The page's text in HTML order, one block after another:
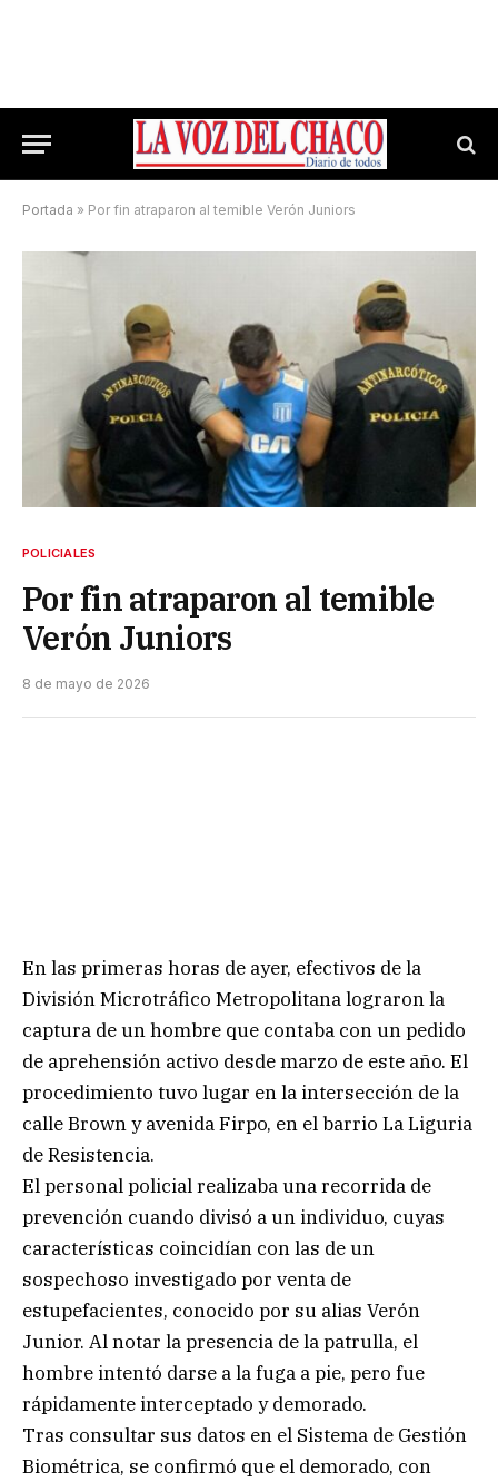
Portada » Por fin atraparon al temible Verón Juniors
POLICIALES
Por fin atraparon al temible
Verón Juniors
8 de mayo de 2026
En las primeras horas de ayer, efectivos de la
División Microtráfico Metropolitana lograron la
captura de un hombre que contaba con un pedido
de aprehensión activo desde marzo de este año. El
procedimiento tuvo lugar en la intersección de la
calle Brown y avenida Firpo, en el barrio La Liguria
de Resistencia.
El personal policial realizaba una recorrida de
prevención cuando divisó a un individuo, cuyas
características coincidían con las de un
sospechoso investigado por venta de
estupefacientes, conocido por su alias Verón
Junior. Al notar la presencia de la patrulla, el
hombre intentó darse a la fuga a pie, pero fue
rápidamente interceptado y demorado.
Tras consultar sus datos en el Sistema de Gestión
Biométrica, se confirmó que el demorado, con